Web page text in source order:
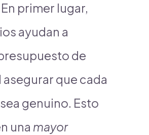
primer lugar,
ayudan a
de
que cada
genuino. Esto
una mayor